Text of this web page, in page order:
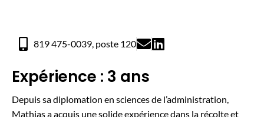
819 475-0039, poste 120
Expérience : 3 ans
Depuis sa diplomation en sciences de l’administration,
Mathias a acquis une solide expérience dans la récolte et